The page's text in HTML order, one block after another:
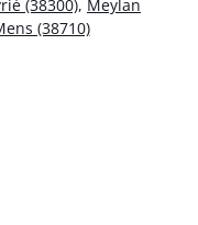
(38300), Meylan
(38710)